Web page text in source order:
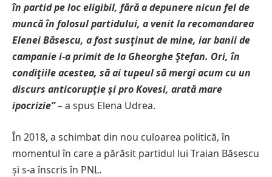
în partid pe loc eligibil, fără a depunere nicun fel de
muncă în folosul partidului, a venit la recomandarea
Elenei Băsescu, a fost susţinut de mine, iar banii de
campanie i-a primit de la Gheorghe Ştefan. Ori, în
condiţiile acestea, să ai tupeul să mergi acum cu un
discurs anticorupţie şi pro Kovesi, arată mare
ipocrizie”– a spus Elena Udrea.
În 2018, a schimbat din nou culoarea politică, în
momentul în care a părăsit partidul lui Traian Băsescu
și s-a înscris în PNL.